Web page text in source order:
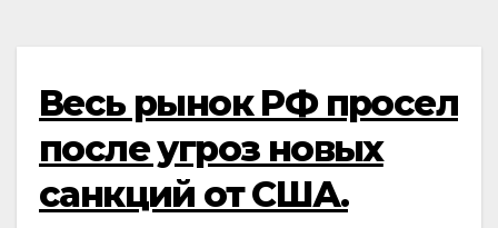
Весь рынок РФ просел
после угроз новых
санкций от США.